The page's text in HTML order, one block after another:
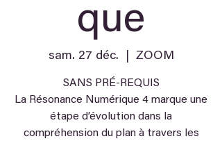
que
sam. 27 déc. ZOOM
SANS PRÉ-REQUIS
La Résonance Numérique 4 marque une
étape d’évolution dans la
compréhension du plan à travers les